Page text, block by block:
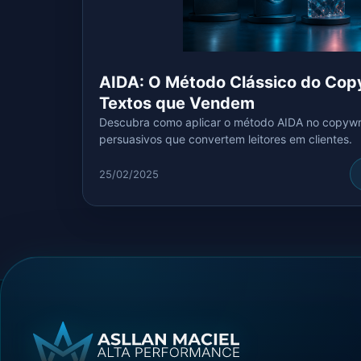
AIDA: O Método Clássico do
Textos que Vendem
Descubra como aplicar o método AIDA no
persuasivos que convertem leitores em clientes.
25/02/2025